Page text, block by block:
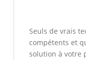
Seuls de vrais
compétents et
solution à votre